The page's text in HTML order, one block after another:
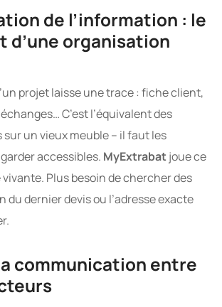
de l’information : le
d’une organisation
projet laisse une trace : fiche client,
C’est l’équivalent des
un vieux meuble – il faut les
accessibles. MyExtrabatjoue ce
Plus besoin de chercher des
du dernier devis ou l’adresse exacte
communication entre